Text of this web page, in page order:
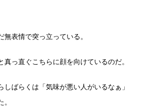
表情で突っ立っている。
真っ直ぐこちらに顔を向けているのだ。
しばらくは「気味が悪い人がいるなぁ」